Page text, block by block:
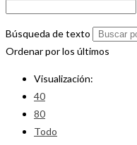
Búsqueda de texto
Ordenar por los últimos
Visualización:
40
80
Todo